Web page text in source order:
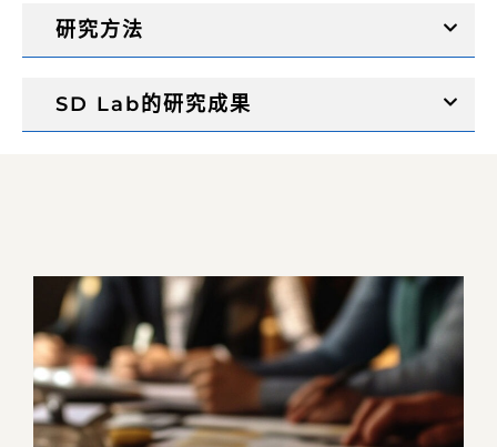
研究方法
SD Lab的研究成果